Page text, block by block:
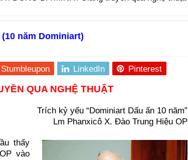
năm Dominiart)
Stumbleupon LinkedIn Pinterest
QUA NGHỆ THUẬT
Trích kỷ yếu “Dominiart Dấu ấn 10 năm”
Lm Phanxicô X. Đào Trung Hiệu OP
thấy
vào